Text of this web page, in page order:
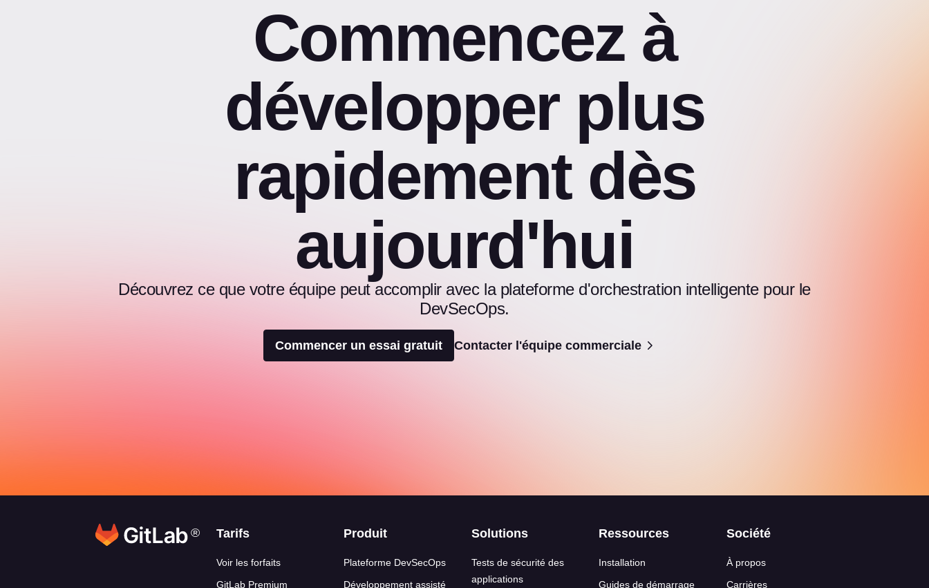
Commencez à
développer plus
rapidement dès
aujourd'hui
Découvrez ce que votre équipe peut accomplir avec la plateforme d'orchestration intelligente pour le
DevSecOps.
Commencer un essai gratuit Contacter l'équipe commerciale
® Liens en bas de page
Tarifs
Voir les forfaits
GitLab Premium
Produit
Plateforme DevSecOps
Développement assisté
Solutions
Tests de sécurité des
applications
Ressources
Installation
Guides de démarrage
Société
À propos
Carrières